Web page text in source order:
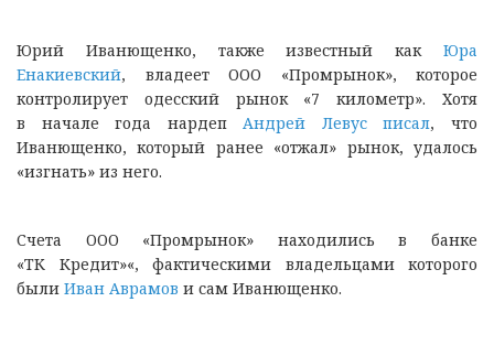
Юрий Иванющенко, также известный как Юра
Енакиевский, владеет ООО «Промрынок», которое
контролирует одесский рынок «7 километр». Хотя
в начале года нардепАндрей Левус писал, что
Иванющенко, который ранее «отжал» рынок, удалось
«изгнать» из него.
Счета ООО «Промрынок» находились в банке
«ТК Кредит»«, фактическими владельцами которого
были Иван Аврамов и сам Иванющенко.